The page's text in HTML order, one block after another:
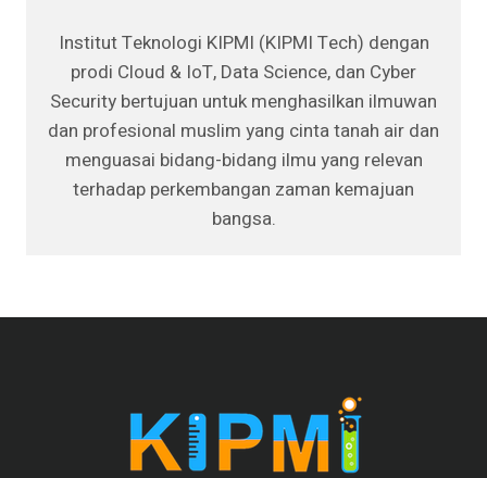
Institut Teknologi KIPMI (KIPMI Tech) dengan
prodi Cloud & IoT, Data Science, dan Cyber
Security bertujuan untuk menghasilkan ilmuwan
dan profesional muslim yang cinta tanah air dan
menguasai bidang-bidang ilmu yang relevan
terhadap perkembangan zaman kemajuan
bangsa.